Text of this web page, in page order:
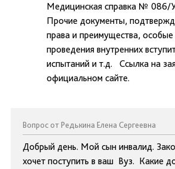
Медицинская справка №
Прочие документы,
права и преимущества, особые
проведения внутренних
испытаний и т.д. Ссылка на
официальном сайте.
Вопрос от Редькина Елена Сергеевна
Добрый день. Мой сын инвалид.
хочет поступить в ваш Вуз. Какие